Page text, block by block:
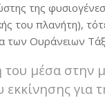
της
του πλανήτη),
των Ουράνειων
μέσα στην
εκκίνησης για